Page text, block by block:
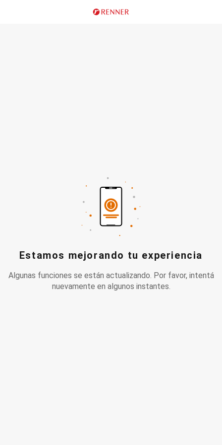
Estamos mejorando tu experiencia
Algunas funciones se están actualizando. Por favor, intentá
nuevamente en algunos instantes.